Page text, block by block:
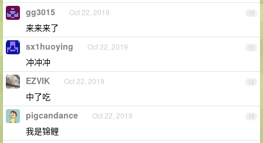
10
gg3015 Oct 22, 2019
来来来了
11
sx1huoying Oct 22, 2019
冲冲冲
12
EZVIK Oct 22, 2019
中了吃
13
pigcandance Oct 22, 2019
我是锦鲤